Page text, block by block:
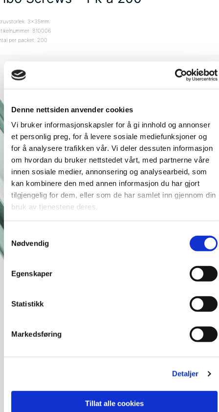
Denne nettsiden anvender cookies
Vi bruker informasjonskapsler for å gi innhold og annonser
et personlig preg, for å levere sosiale mediefunksjoner og
for å analysere trafikken vår. Vi deler dessuten informasjon
om hvordan du bruker nettstedet vårt, med partnerne våre
innen sosiale medier, annonsering og analysearbeid, som
kan kombinere den med annen informasjon du har gjort
tilgjengelig for dem, eller som de har samlet inn gjennom din
bruk av tjenestene deres.
Samtykkevalg
Nødvendig
Egenskaper
Statistikk
Markedsføring
Detaljer
Tillat alle cookies
3x35mm
810006
per packet: 200